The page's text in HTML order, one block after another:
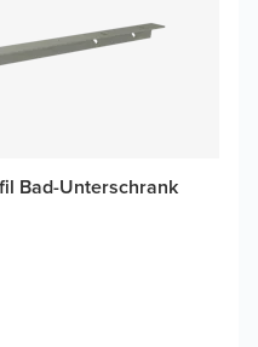
Bad-Unterschrank